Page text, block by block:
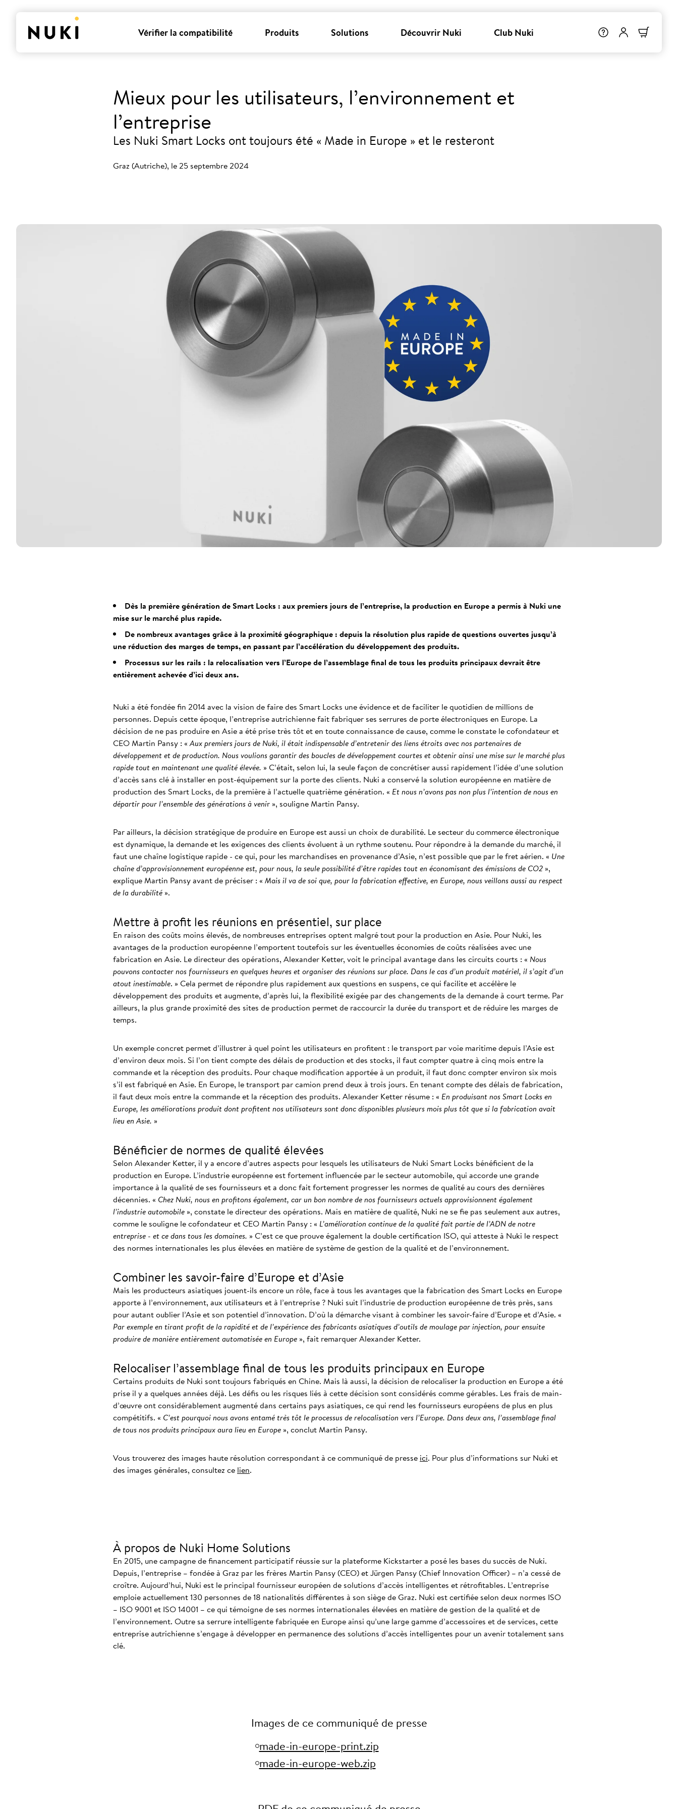
Vérifier la compatibilité Produits Solutions Découvrir Nuki Club Nuki
Mieux pour les utilisateurs, l’environnement et
l’entreprise
Les Nuki Smart Locks ont toujours été « Made in Europe » et le resteront
Graz (Autriche), le 25 septembre 2024
Dès la première génération de Smart Locks : aux premiers jours de l’entreprise, la production en Europe a permis à Nuki une
mise sur le marché plus rapide.
De nombreux avantages grâce à la proximité géographique : depuis la résolution plus rapide de questions ouvertes jusqu’à
une réduction des marges de temps, en passant par l’accélération du développement des produits.
Processus sur les rails : la relocalisation vers l’Europe de l’assemblage final de tous les produits principaux devrait être
entièrement achevée d’ici deux ans.
Nuki a été fondée fin 2014 avec la vision de faire des Smart Locks une évidence et de faciliter le quotidien de millions de
personnes. Depuis cette époque, l’entreprise autrichienne fait fabriquer ses serrures de porte électroniques en Europe. La
décision de ne pas produire en Asie a été prise très tôt et en toute connaissance de cause, comme le constate le cofondateur et
CEO Martin Pansy : «Aux premiers jours de Nuki, il était indispensable d’entretenir des liens étroits avec nos partenaires de
développement et de production. Nous voulions garantir des boucles de développement courtes et obtenir ainsi une mise sur le marché plus
rapide tout en maintenant une qualité élevée. » C’était, selon lui, la seule façon de concrétiser aussi rapidement l’idée d’une solution
d’accès sans clé à installer en post-équipement sur la porte des clients. Nuki a conservé la solution européenne en matière de
production des Smart Locks, de la première à l’actuelle quatrième génération. « Et nous n’avons pas non plus l’intention de nous en
départir pour l’ensemble des générations à venir », souligne Martin Pansy.
Par ailleurs, la décision stratégique de produire en Europe est aussi un choix de durabilité. Le secteur du commerce électronique
est dynamique, la demande et les exigences des clients évoluent à un rythme soutenu. Pour répondre à la demande du marché, il
faut une chaîne logistique rapide - ce qui, pour les marchandises en provenance d’Asie, n’est possible que par le fret aérien. « Une
chaîne d’approvisionnement européenne est, pour nous, la seule possibilité d’être rapides tout en économisant des émissions de CO2 »,
explique Martin Pansy avant de préciser : « Mais il va de soi que, pour la fabrication effective, en Europe, nous veillons aussi au respect
de la durabilité ».
Mettre à profit les réunions en présentiel, sur place
En raison des coûts moins élevés, de nombreuses entreprises optent malgré tout pour la production en Asie. Pour Nuki, les
avantages de la production européenne l’emportent toutefois sur les éventuelles économies de coûts réalisées avec une
fabrication en Asie. Le directeur des opérations, Alexander Ketter, voit le principal avantage dans les circuits courts : « Nous
pouvons contacter nos fournisseurs en quelques heures et organiser des réunions sur place. Dans le cas d’un produit matériel, il s’agit d’un
atout inestimable. » Cela permet de répondre plus rapidement aux questions en suspens, ce qui facilite et accélère le
développement des produits et augmente, d’après lui, la flexibilité exigée par des changements de la demande à court terme. Par
ailleurs, la plus grande proximité des sites de production permet de raccourcir la durée du transport et de réduire les marges de
temps.
Un exemple concret permet d’illustrer à quel point les utilisateurs en profitent : le transport par voie maritime depuis l’Asie est
d’environ deux mois. Si l’on tient compte des délais de production et des stocks, il faut compter quatre à cinq mois entre la
commande et la réception des produits. Pour chaque modification apportée à un produit, il faut donc compter environ six mois
s’il est fabriqué en Asie. En Europe, le transport par camion prend deux à trois jours. En tenant compte des délais de fabrication,
il faut deux mois entre la commande et la réception des produits. Alexander Ketter résume : « En produisant nos Smart Locks en
Europe, les améliorations produit dont profitent nos utilisateurs sont donc disponibles plusieurs mois plus tôt que si la fabrication avait
lieu en Asie. »
Bénéficier de normes de qualité élevées
Selon Alexander Ketter, il y a encore d’autres aspects pour lesquels les utilisateurs de Nuki Smart Locks bénéficient de la
production en Europe. L’industrie européenne est fortement influencée par le secteur automobile, qui accorde une grande
importance à la qualité de ses fournisseurs et a donc fait fortement progresser les normes de qualité au cours des dernières
décennies. « Chez Nuki, nous en profitons également, car un bon nombre de nos fournisseurs actuels approvisionnent également
l’industrie automobile », constate le directeur des opérations. Mais en matière de qualité, Nuki ne se fie pas seulement aux autres,
comme le souligne le cofondateur et CEO Martin Pansy : « L’amélioration continue de la qualité fait partie de l’ADN de notre
entreprise - et ce dans tous les domaines. » C’est ce que prouve également la double certification ISO, qui atteste à Nuki le respect
des normes internationales les plus élevées en matière de système de gestion de la qualité et de l’environnement.
Combiner les savoir-faire d’Europe et d’Asie
Mais les producteurs asiatiques jouent-ils encore un rôle, face à tous les avantages que la fabrication des Smart Locks en Europe
apporte à l’environnement, aux utilisateurs et à l’entreprise ? Nuki suit l’industrie de production européenne de très près, sans
pour autant oublier l’Asie et son potentiel d’innovation. D’où la démarche visant à combiner les savoir-faire d’Europe et d’Asie. «
Par exemple en tirant profit de la rapidité et de l’expérience des fabricants asiatiques d’outils de moulage par injection, pour ensuite
produire de manière entièrement automatisée en Europe », fait remarquer Alexander Ketter.
Relocaliser l’assemblage final de tous les produits principaux en Europe
Certains produits de Nuki sont toujours fabriqués en Chine. Mais là aussi, la décision de relocaliser la production en Europe a été
prise il y a quelques années déjà. Les défis ou les risques liés à cette décision sont considérés comme gérables. Les frais de main-
d’œuvre ont considérablement augmenté dans certains pays asiatiques, ce qui rend les fournisseurs européens de plus en plus
compétitifs. « C’est pourquoi nous avons entamé très tôt le processus de relocalisation vers l’Europe. Dans deux ans, l’assemblage final
de tous nos produits principaux aura lieu en Europe », conclut Martin Pansy.
Vous trouverez des images haute résolution correspondant à ce communiqué de presse ici. Pour plus d’informations sur Nuki et
des images générales, consultez ce lien.
À propos de Nuki Home Solutions
En 2015, une campagne de financement participatif réussie sur la plateforme Kickstarter a posé les bases du succès de Nuki.
Depuis, l’entreprise – fondée à Graz par les frères Martin Pansy (CEO) et Jürgen Pansy (Chief Innovation Officer) – n’a cessé de
croître. Aujourd’hui, Nuki est le principal fournisseur européen de solutions d’accès intelligentes et rétrofitables. L’entreprise
emploie actuellement 130 personnes de 18 nationalités différentes à son siège de Graz. Nuki est certifiée selon deux normes ISO
– ISO 9001 et ISO 14001 – ce qui témoigne de ses normes internationales élevées en matière de gestion de la qualité et de
l’environnement. Outre sa serrure intelligente fabriquée en Europe ainsi qu’une large gamme d’accessoires et de services, cette
entreprise autrichienne s’engage à développer en permanence des solutions d’accès intelligentes pour un avenir totalement sans
clé.
Images de ce communiqué de presse
made-in-europe-print.zip
made-in-europe-web.zip